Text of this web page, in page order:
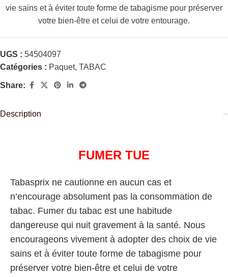
vie sains et à éviter toute forme de tabagisme pour préserver
votre bien-être et celui de votre entourage.
UGS : 54504097
Catégories : Paquet, TABAC
Share:
Description
FUMER TUE
Tabasprix ne cautionne en aucun cas et
n’encourage absolument pas la consommation de
tabac. Fumer du tabac est une habitude
dangereuse qui nuit gravement à la santé. Nous
encourageons vivement à adopter des choix de vie
sains et à éviter toute forme de tabagisme pour
préserver votre bien-être et celui de votre